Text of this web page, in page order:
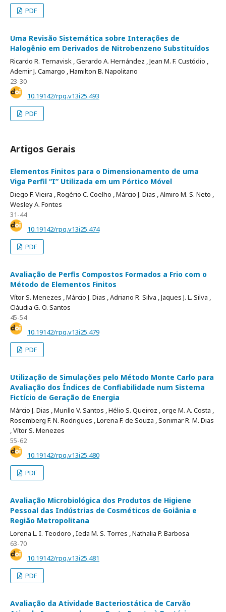
PDF
Uma Revisão Sistemática sobre Interações de
Halogênio em Derivados de Nitrobenzeno Substituídos
Ricardo R. Ternavisk ,Gerardo A. Hernández ,Jean M. F. Custódio ,
Ademir J. Camargo ,Hamilton B. Napolitano
23-30
10.19142/rpq.v13i25.493
PDF
Artigos Gerais
Elementos Finitos para o Dimensionamento de uma
Viga Perfil “I” Utilizada em um Pórtico Móvel
Diego F. Vieira ,Rogério C. Coelho ,Márcio J. Dias ,Almiro M. S. Neto ,
Wesley A. Fontes
31-44
10.19142/rpq.v13i25.474
PDF
Avaliação de Perfis Compostos Formados a Frio com o
Método de Elementos Finitos
Vítor S. Menezes ,Márcio J. Dias ,Adriano R. Silva ,Jaques J. L. Silva ,
Cláudia G. O. Santos
45-54
10.19142/rpq.v13i25.479
PDF
Utilização de Simulações pelo Método Monte Carlo para
Avaliação dos Índices de Confiabilidade num Sistema
Fictício de Geração de Energia
Márcio J. Dias ,Murillo V. Santos ,Hélio S. Queiroz ,orge M. A. Costa ,
Rosemberg F. N. Rodrigues ,Lorena F. de Souza ,Sonimar R. M. Dias
,Vítor S. Menezes
55-62
10.19142/rpq.v13i25.480
PDF
Avaliação Microbiológica dos Produtos de Higiene
Pessoal das Indústrias de Cosméticos de Goiânia e
Região Metropolitana
Lorena L. I. Teodoro ,Ieda M. S. Torres ,Nathalia P. Barbosa
63-70
10.19142/rpq.v13i25.481
PDF
Avaliação da Atividade Bacteriostática de Carvão